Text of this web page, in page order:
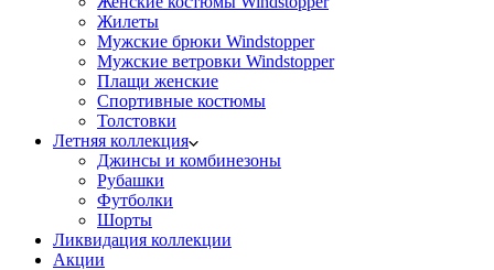
Жилеты
Мужские брюки Windstopper
Мужские ветровки Windstopper
Плащи женские
Спортивные костюмы
Толстовки
Летняя коллекция
Джинсы и комбинезоны
Рубашки
Футболки
Шорты
Ликвидация коллекции
Акции